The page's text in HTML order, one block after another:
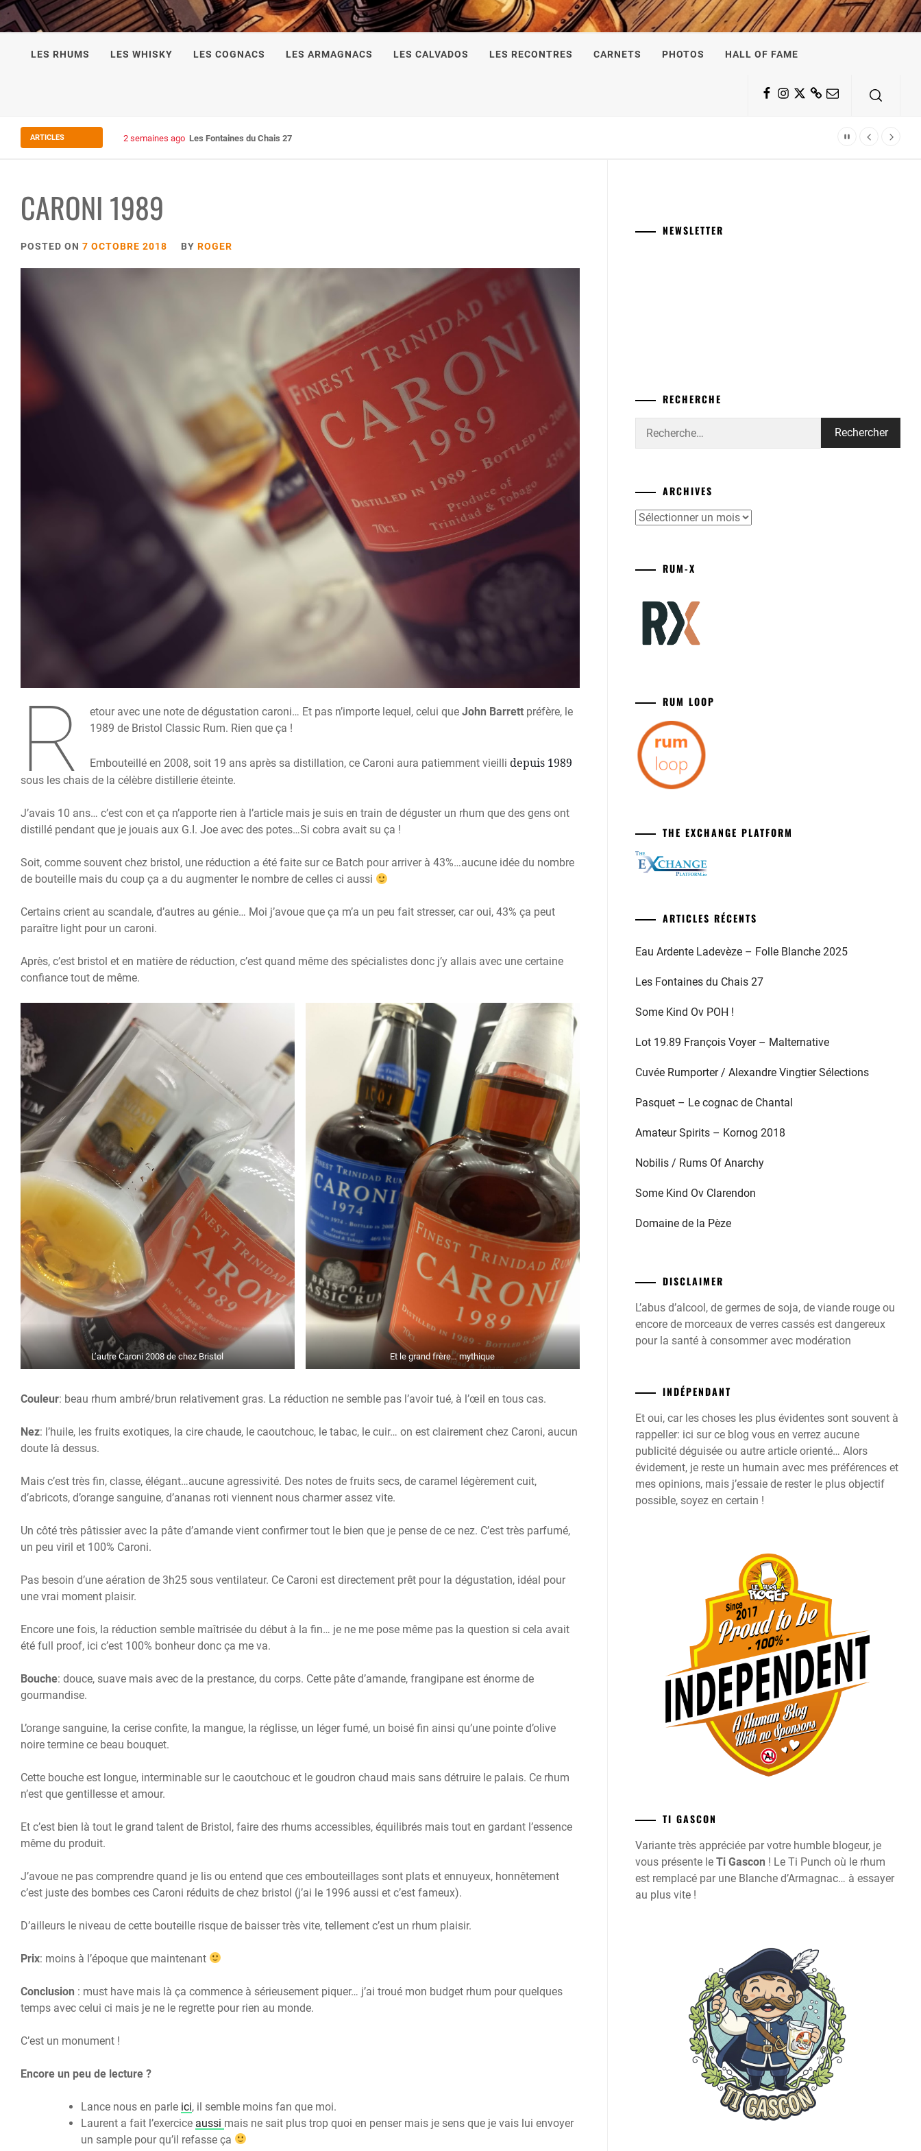
LES RHUMS LES WHISKY LES COGNACS LES ARMAGNACS LES CALVADOS LES RECONTRES CARNETS PHOTOS HALL OF FAME
Facebook
Instagram
TwitterSubstack
Email
ARTICLES 2 semaines ago Les Fontaines du Chais 27
CARONI 1989
POSTED ON 7 OCTOBRE 2018 BY ROGER
R etour avec une note de dégustation caroni… Et pas n’importe lequel, celui queJohn Barrett préfère, le
1989 de Bristol Classic Rum. Rien que ça !
Embouteillé en 2008, soit 19 ans après sa distillation, ce Caroni aura patiemment vieilli depuis 1989
sous les chais de la célèbre distillerie éteinte.
J’avais 10 ans… c’est con et ça n’apporte rien à l’article mais je suis en train de déguster un rhum que des gens ont
distillé pendant que je jouais aux G.I. Joe avec des potes…Si cobra avait su ça !
Soit, comme souvent chez bristol, une réduction a été faite sur ce Batch pour arriver à 43%…aucune idée du nombre
de bouteille mais du coup ça a du augmenter le nombre de celles ci aussi
Certains crient au scandale, d’autres au génie… Moi j’avoue que ça m’a un peu fait stresser, car oui, 43% ça peut
paraître light pour un caroni.
Après, c’est bristol et en matière de réduction, c’est quand même des spécialistes donc j’y allais avec une certaine
confiance tout de même.
L’autre Caroni 2008 de chez Bristol Et le grand frère… mythique
Couleur: beau rhum ambré/brun relativement gras. La réduction ne semble pas l’avoir tué, à l’œil en tous cas.
Nez: l’huile, les fruits exotiques, la cire chaude, le caoutchouc, le tabac, le cuir… on est clairement chez Caroni, aucun
doute là dessus.
Mais c’est très fin, classe, élégant…aucune agressivité. Des notes de fruits secs, de caramel légèrement cuit,
d’abricots, d’orange sanguine, d’ananas roti viennent nous charmer assez vite.
Un côté très pâtissier avec la pâte d’amande vient confirmer tout le bien que je pense de ce nez. C’est très parfumé,
un peu viril et 100% Caroni.
Pas besoin d’une aération de 3h25 sous ventilateur. Ce Caroni est directement prêt pour la dégustation, idéal pour
une vrai moment plaisir.
Encore une fois, la réduction semble maîtrisée du début à la fin… je ne me pose même pas la question si cela avait
été full proof, ici c’est 100% bonheur donc ça me va.
Bouche: douce, suave mais avec de la prestance, du corps. Cette pâte d’amande, frangipane est énorme de
gourmandise.
L’orange sanguine, la cerise confite, la mangue, la réglisse, un léger fumé, un boisé fin ainsi qu’une pointe d’olive
noire termine ce beau bouquet.
Cette bouche est longue, interminable sur le caoutchouc et le goudron chaud mais sans détruire le palais. Ce rhum
n’est que gentillesse et amour.
Et c’est bien là tout le grand talent de Bristol, faire des rhums accessibles, équilibrés mais tout en gardant l’essence
même du produit.
J’avoue ne pas comprendre quand je lis ou entend que ces embouteillages sont plats et ennuyeux, honnêtement
c’est juste des bombes ces Caroni réduits de chez bristol (j’ai le 1996 aussi et c’est fameux).
D’ailleurs le niveau de cette bouteille risque de baisser très vite, tellement c’est un rhum plaisir.
Prix: moins à l’époque que maintenant
Conclusion : must have mais là ça commence à sérieusement piquer… j’ai troué mon budget rhum pour quelques
temps avec celui ci mais je ne le regrette pour rien au monde.
C’est un monument !
Encore un peu de lecture ?
Lance nous en parle ici, il semble moins fan que moi.
Laurent a fait l’exercice aussi mais ne sait plus trop quoi en penser mais je sens que je vais lui envoyer
un sample pour qu’il refasse ça
NEWSLETTER
RECHERCHE
ARCHIVES
Archives
RUM-X
RUM LOOP
THE EXCHANGE PLATFORM
ARTICLES RÉCENTS
Eau Ardente Ladevèze – Folle Blanche 2025
Les Fontaines du Chais 27
Some Kind Ov POH !
Lot 19.89 François Voyer – Malternative
Cuvée Rumporter / Alexandre Vingtier Sélections
Pasquet – Le cognac de Chantal
Amateur Spirits – Kornog 2018
Nobilis / Rums Of Anarchy
Some Kind Ov Clarendon
Domaine de la Pèze
DISCLAIMER
L’abus d’alcool, de germes de soja, de viande rouge ou
encore de morceaux de verres cassés est dangereux
pour la santé à consommer avec modération
INDÉPENDANT
Et oui, car les choses les plus évidentes sont souvent à
rappeller: ici sur ce blog vous en verrez aucune
publicité déguisée ou autre article orienté… Alors
évidement, je reste un humain avec mes préférences et
mes opinions, mais j’essaie de rester le plus objectif
possible, soyez en certain !
TI GASCON
Variante très appréciée par votre humble blogeur, je
vous présente le Ti Gascon ! Le Ti Punch où le rhum
est remplacé par une Blanche d’Armagnac… à essayer
au plus vite !